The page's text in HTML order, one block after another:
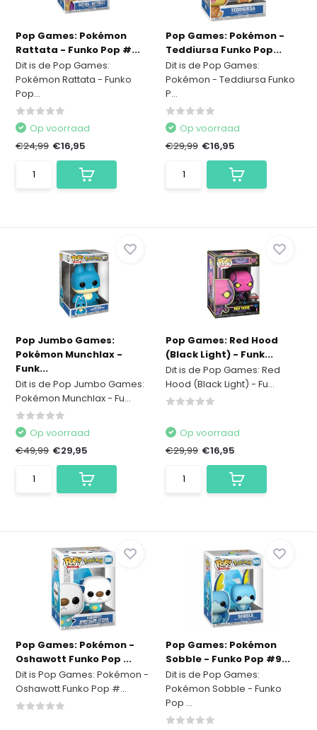
Pop Games: Pokémon
Rattata - Funko Pop #...
Dit is de Pop Games:
Pokémon Rattata - Funko
Pop...
Op voorraad
€24,99 €16,95
Pop Games: Pokémon -
Teddiursa Funko Pop...
Dit is de Pop Games:
Pokémon - Teddiursa Funko
P...
Op voorraad
€29,99 €16,95
Pop Jumbo Games:
Pokémon Munchlax -
Funk...
Dit is de Pop Jumbo Games:
Pokémon Munchlax - Fu...
Op voorraad
€49,99 €29,95
Pop Games: Red Hood
(Black Light) - Funk...
Dit is de Pop Games: Red
Hood (Black Light) - Fu...
Op voorraad
€29,99 €16,95
Pop Games: Pokémon -
Oshawott Funko Pop ...
Dit is Pop Games: Pokémon -
Oshawott Funko Pop #...
Pop Games: Pokémon
Sobble - Funko Pop #9...
Dit is de Pop Games:
Pokémon Sobble - Funko
Pop ...